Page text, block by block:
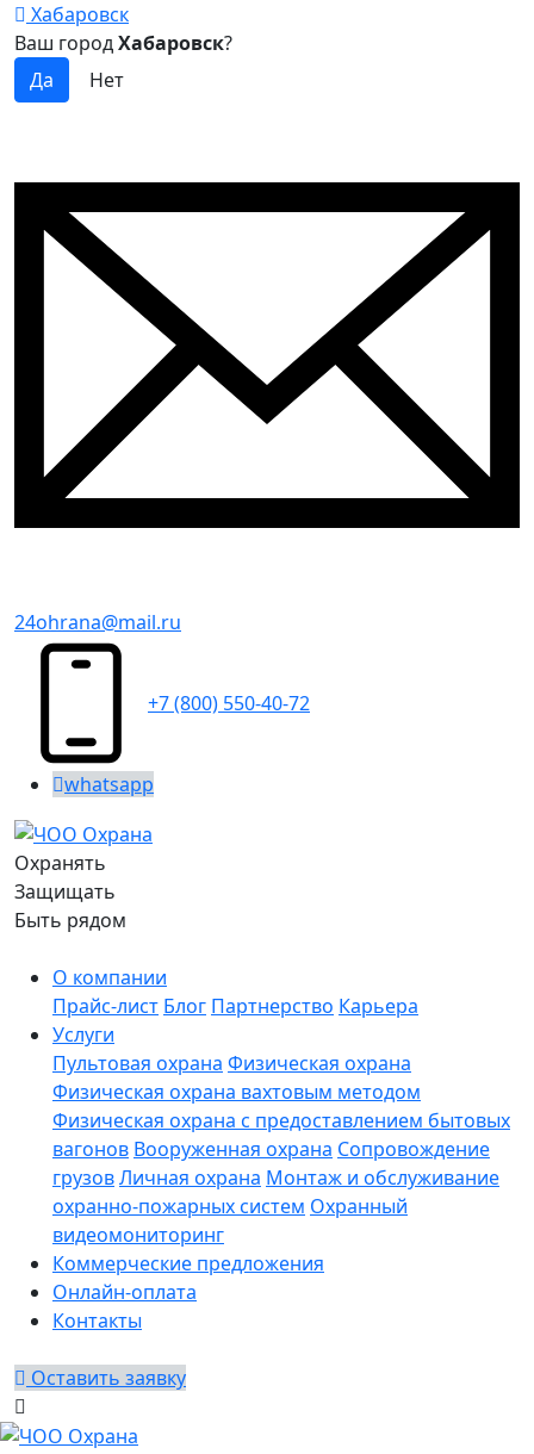
Хабаровск
Ваш городХабаровск?
24ohrana@mail.ru
+7 (800) 550-40-72
whatsapp
Охранять
Защищать
Быть рядом
О компании
Прайс-лист Блог Партнерство Карьера
Услуги
Пультовая охрана Физическая охрана
Физическая охрана вахтовым методом
Физическая охрана с предоставлением бытовых
вагонов Вооруженная охрана Сопровождение
грузовЛичная охрана Монтаж и обслуживание
охранно-пожарных систем Охранный
видеомониторинг
Коммерческие предложения
Онлайн-оплата
Контакты
Оставить заявку